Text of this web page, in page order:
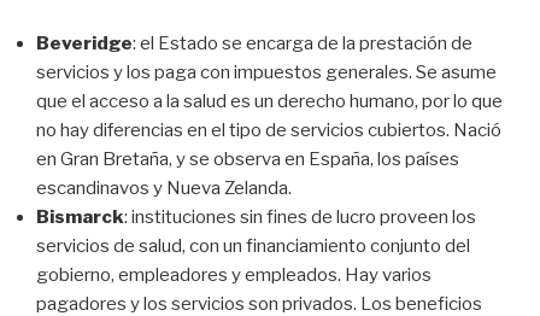
Beveridge: el Estado se encarga de la prestación de
servicios y los paga con impuestos generales. Se asume
que el acceso a la salud es un derecho humano, por lo que
no hay diferencias en el tipo de servicios cubiertos. Nació
en Gran Bretaña, y se observa en España, los países
escandinavos y Nueva Zelanda.
Bismarck: instituciones sin fines de lucro proveen los
servicios de salud, con un financiamiento conjunto del
gobierno, empleadores y empleados. Hay varios
pagadores y los servicios son privados. Los beneficios